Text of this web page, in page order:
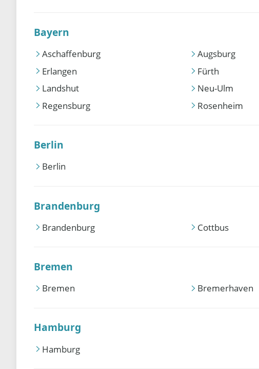
Bayern
Aschaffenburg Augsburg
Erlangen
Fürth
Landshut
Neu-Ulm
Regensburg
Rosenheim
Berlin
Berlin
Brandenburg
Brandenburg Cottbus
Bremen
Bremen Bremerhaven
Hamburg
Hamburg